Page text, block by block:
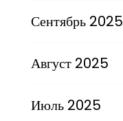
Сентябрь 2025
Август 2025
Июль 2025